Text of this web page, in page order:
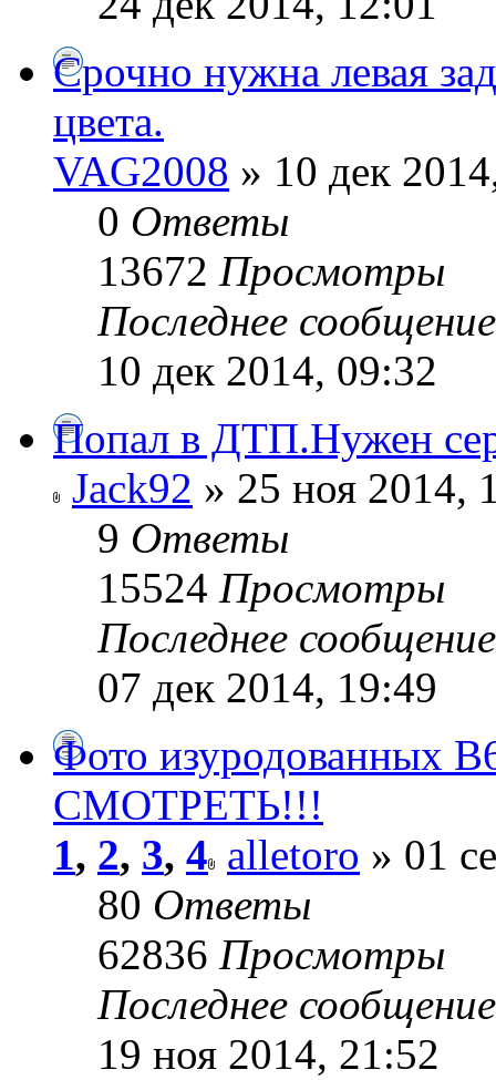
Срочно нужна левая
цвета.
VAG2008 » 10 дек
0 Ответы
13672 Просмотры
Последнее
10 дек 2014, 09:32
Попал в ДТП.Нужен
Jack92 » 25 ноя 2014,
9 Ответы
15524 Просмотры
Последнее
07 дек 2014, 19:49
Фото
СМОТРЕТЬ!!!
1, 2, 3, 4 alletoro » 01
80 Ответы
62836 Просмотры
Последнее
19 ноя 2014, 21:52